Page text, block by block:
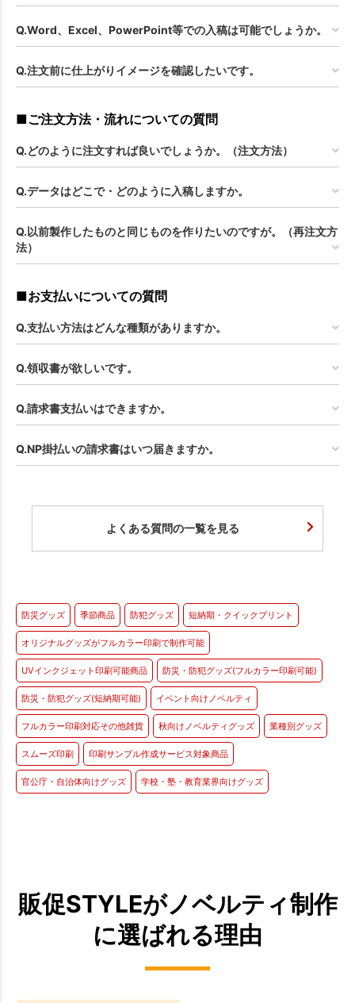
Q.Word、Excel、PowerPoint等での入稿は可能でしょうか。
Q.注文前に仕上がりイメージを確認したいです。
■ご注文方法・流れについての質問
Q.どのように注文すれば良いでしょうか。（注文方法）
Q.データはどこで・どのように入稿しますか。
Q.以前製作したものと同じものを作りたいのですが。（再注文方
法）
■お支払いについての質問
Q.支払い方法はどんな種類がありますか。
Q.領収書が欲しいです。
Q.請求書支払いはできますか。
Q.NP掛払いの請求書はいつ届きますか。
よくある質問の一覧を見る
防災グッズ 季節商品 防犯グッズ 短納期・クイックプリント
オリジナルグッズがフルカラー印刷で制作可能
UVインクジェット印刷可能商品 防災・防犯グッズ(フルカラー印刷可能)
防災・防犯グッズ(短納期可能) イベント向けノベルティ
フルカラー印刷対応その他雑貨 秋向けノベルティグッズ 業種別グッズ
スムーズ印刷 印刷サンプル作成サービス対象商品
官公庁・自治体向けグッズ 学校・塾・教育業界向けグッズ
販促STYLEがノベルティ制作
に選ばれる理由